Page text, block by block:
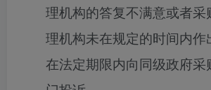
理机构的答复不满意或者采
理机构未在规定的时间内作
在法定期限内向同级政府采